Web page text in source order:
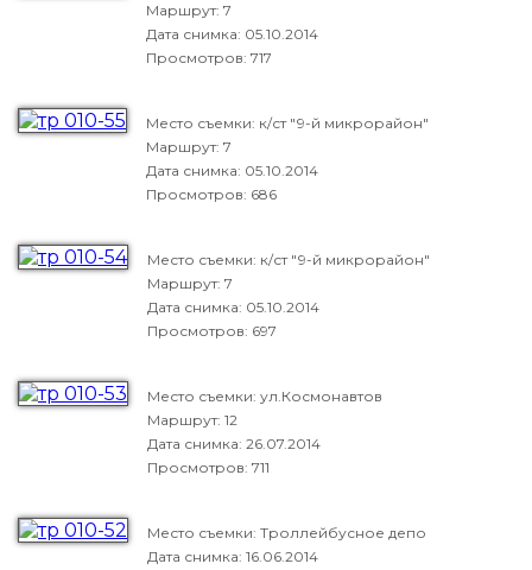
Маршрут: 7
Дата снимка: 05.10.2014
Просмотров: 717
Место съемки: к/ст "9-й микрорайон"
Маршрут: 7
Дата снимка: 05.10.2014
Просмотров: 686
Место съемки: к/ст "9-й микрорайон"
Маршрут: 7
Дата снимка: 05.10.2014
Просмотров: 697
Место съемки: ул.Космонавтов
Маршрут: 12
Дата снимка: 26.07.2014
Просмотров: 711
Место съемки: Троллейбусное депо
Дата снимка: 16.06.2014